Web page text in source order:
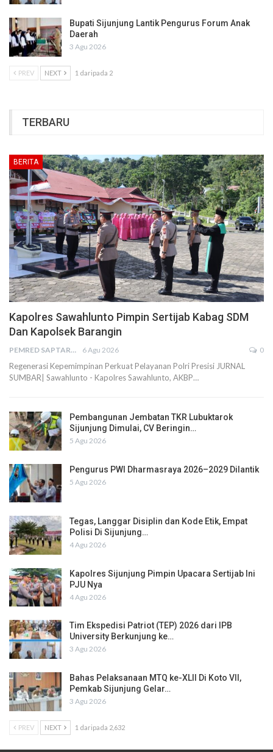
Bupati Sijunjung Lantik Pengurus Forum Anak
Daerah
3 Agu 2026
PREV NEXT 1 daripada 2
TERBARU
BERITA
Kapolres Sawahlunto Pimpin Sertijab Kabag SDM
Dan Kapolsek Barangin
PEMRED SAPTARIUS 6 Agu 2026 0
Regenerasi Kepemimpinan Perkuat Pelayanan Polri Presisi JURNAL
SUMBAR| Sawahlunto - Kapolres Sawahlunto, AKBP…
Pembangunan Jembatan TKR Lubuktarok
Sijunjung Dimulai, CV Beringin…
5 Agu 2026
Pengurus PWI Dharmasraya 2026–2029 Dilantik
5 Agu 2026
Tegas, Langgar Disiplin dan Kode Etik, Empat
Polisi Di Sijunjung…
4 Agu 2026
Kapolres Sijunjung Pimpin Upacara Sertijab Ini
PJU Nya
4 Agu 2026
Tim Ekspedisi Patriot (TEP) 2026 dari IPB
University Berkunjung ke…
3 Agu 2026
Bahas Pelaksanaan MTQ ke-XLII Di Koto VII,
Pemkab Sijunjung Gelar…
3 Agu 2026
PREV NEXT 1 daripada 2,632